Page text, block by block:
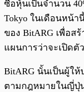
ซื้อหุ้นเป็นจำนวน
Tokyo ในเดือนหน้า
ของ BitARG เพื่อส
แผนการว่าจะเปิดตั
BitARG นั้นเป็นผู้ให้
ตามกฎหมายในญี่ปุ่น